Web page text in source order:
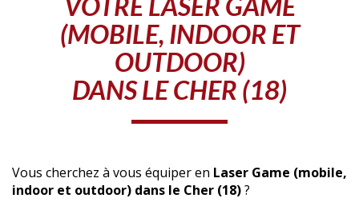
(MOBILE, INDOOR ET
OUTDOOR)
DANS LE CHER (18)
Vous cherchez à vous équiper en Laser Game (mobile,
indoor et outdoor) dans le Cher (18)?